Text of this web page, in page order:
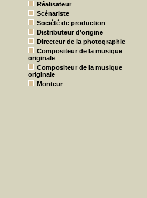
Réalisateur
Scénariste
Société de production
Distributeur d'origine
Directeur de la photographie
Compositeur de la musique
originale
Compositeur de la musique
originale
Monteur